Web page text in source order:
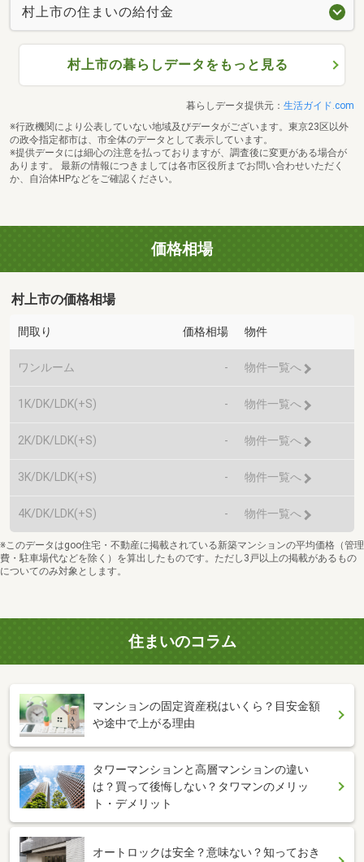
村上市の住まいの給付金
村上市の暮らしデータをもっと見る
暮らしデータ提供元： 生活ガイド.com
※行政機関により公表していない地域及びデータがございます。東京23区以外
の政令指定都市は、市全体のデータとして表示しています。
※提供データには細心の注意を払っておりますが、調査後に変更がある場合が
あります。 最新の情報につきましては各市区役所までお問い合わせいただく
か、自治体HPなどをご確認ください。
価格相場
村上市の価格相場
間取り 価格相場 物件
ワンルーム - 物件一覧へ
1K/DK/LDK(+S) - 物件一覧へ
2K/DK/LDK(+S) - 物件一覧へ
3K/DK/LDK(+S) - 物件一覧へ
4K/DK/LDK(+S) - 物件一覧へ
※このデータはgoo住宅・不動産に掲載されている新築マンションの平均価格（管理
費・駐車場代などを除く）を算出したものです。ただし3戸以上の掲載があるもの
についてのみ対象とします。
住まいのコラム
マンションの固定資産税はいくら？目安金額
や途中で上がる理由
タワーマンションと高層マンションの違い
は？買って後悔しない？タワマンのメリッ
ト・デメリット
オートロックは安全？意味ない？知っておき